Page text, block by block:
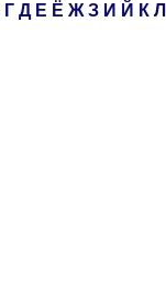
Г Д Е Ё Ж З И Й К Л